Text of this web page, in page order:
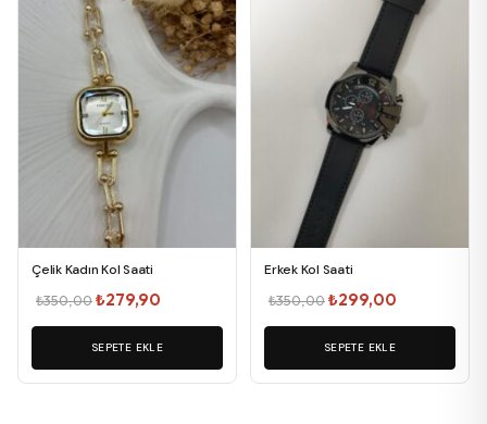
Çelik Kadın Kol Saati
₺350,00Orijinal
fiyat:
₺350,00.
₺279,90
andaki
fiyat:
SEPETE EKLE
Erkek Kol Saati
₺350,00Orijinal
fiyat:
₺350,00.
₺299,00
andaki
₺299,00.
SEPETE EKLE